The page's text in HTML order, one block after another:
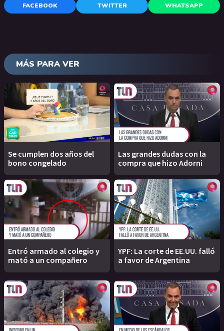
FACEBOOK TWITTER WHATSAPP
MÁS PARA VER
Se cumplen dos años del
bono congelado
Las grandes dudas con la
compra que hizo Adorni
Entró armado al colegio y
mató a un compañero
YPF: La corte de EE.UU. falló
a favor de Argentina